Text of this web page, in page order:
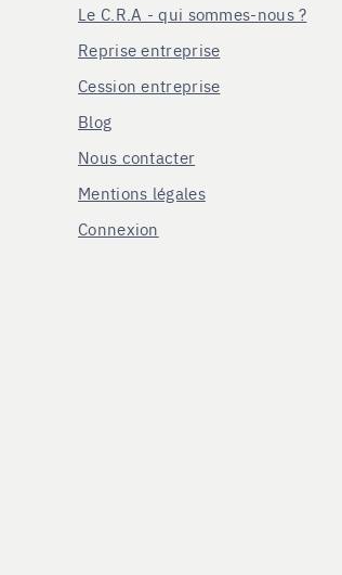
Le C.R.A - qui sommes-nous ?
Reprise entreprise
Cession entreprise
Blog
Nous contacter
Mentions légales
Connexion